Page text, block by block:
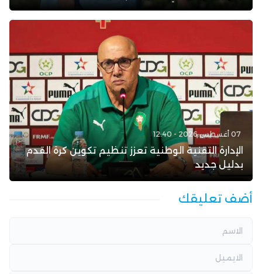
07 أغسطس 2026 - 12:40
الإدارة التقنية الوطنية تعزز تنظيم تكوين كرة القدم
بدليل جديد
أضف تعليقك